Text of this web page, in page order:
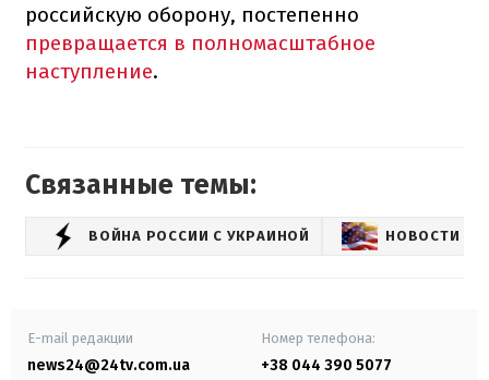
российскую оборону, постепенно
превращается в полномасштабное
наступление.
Связанные темы:
ВОЙНА РОССИИ С УКРАИНОЙ НОВОСТИ
E-mail редакции
news24@24tv.com.ua
Номер телефона:
+38 044 390 5077